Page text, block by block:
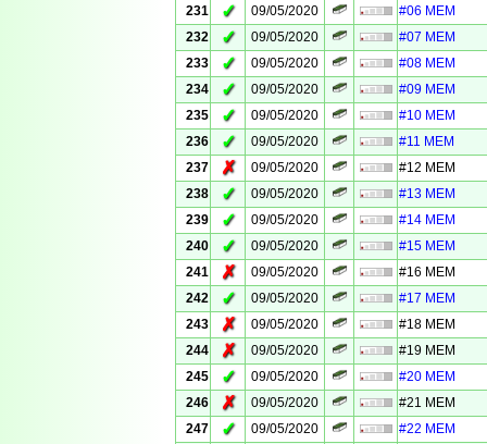
231
✓ 09/05/2020
#06 MEM
232
✓ 09/05/2020
#07 MEM
233
✓ 09/05/2020
#08 MEM
234
✓ 09/05/2020
#09 MEM
235
✓ 09/05/2020
#10 MEM
236
✓ 09/05/2020
#11 MEM
237
✗ 09/05/2020
#12 MEM
238
✓ 09/05/2020
#13 MEM
239
✓ 09/05/2020
#14 MEM
240
✓ 09/05/2020
#15 MEM
241
✗ 09/05/2020
#16 MEM
242
✓ 09/05/2020
#17 MEM
243
✗ 09/05/2020
#18 MEM
244
✗ 09/05/2020
#19 MEM
245
✓ 09/05/2020
#20 MEM
246
✗ 09/05/2020
#21 MEM
247
✓ 09/05/2020
#22 MEM